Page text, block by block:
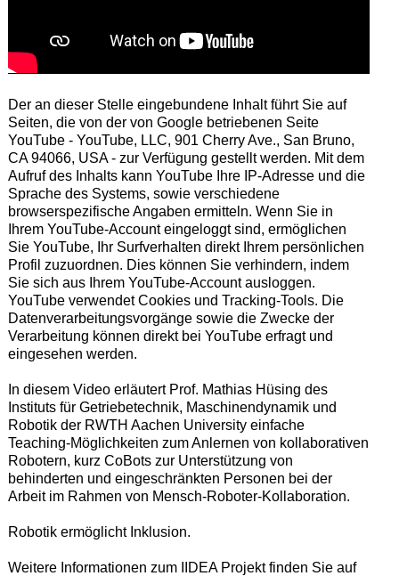
Der an dieser Stelle eingebundene Inhalt führt Sie auf
Seiten, die von der von Google betriebenen Seite
YouTube - YouTube, LLC, 901 Cherry Ave., San Bruno,
CA 94066, USA - zur Verfügung gestellt werden. Mit dem
Aufruf des Inhalts kann YouTube Ihre IP-Adresse und die
Sprache des Systems, sowie verschiedene
browserspezifische Angaben ermitteln. Wenn Sie in
Ihrem YouTube-Account eingeloggt sind, ermöglichen
Sie YouTube, Ihr Surfverhalten direkt Ihrem persönlichen
Profil zuzuordnen. Dies können Sie verhindern, indem
Sie sich aus Ihrem YouTube-Account ausloggen.
YouTube verwendet Cookies und Tracking-Tools. Die
Datenverarbeitungsvorgänge sowie die Zwecke der
Verarbeitung können direkt bei YouTube erfragt und
eingesehen werden.
In diesem Video erläutert Prof. Mathias Hüsing des
Instituts für Getriebetechnik, Maschinendynamik und
Robotik der RWTH Aachen University einfache
Teaching-Möglichkeiten zum Anlernen von kollaborativen
Robotern, kurz CoBots zur Unterstützung von
behinderten und eingeschränkten Personen bei der
Arbeit im Rahmen von Mensch-Roboter-Kollaboration.
Robotik ermöglicht Inklusion.
Weitere Informationen zum IIDEA Projekt finden Sie auf